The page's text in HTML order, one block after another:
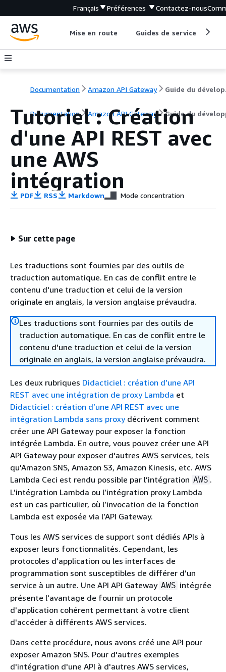
Français Préférences Contactez-nous
Mise en route Guides de service
Documentation Amazon API Gateway
Documentation Amazon API Gateway Guide du
Tutoriel : Création
d'une API REST avec
une AWS
intégration
PDF RSS Markdown Mode concentration
Sur cette page
Les traductions sont fournies par des outils de
traduction automatique. En cas de conflit entre le
contenu d'une traduction et celui de la version
originale en anglais, la version anglaise prévaudra.
Les traductions sont fournies par des outils de
traduction automatique. En cas de conflit entre le
contenu d'une traduction et celui de la version
originale en anglais, la version anglaise prévaudra.
Les deux rubriques Didacticiel : création d’une API
REST avec une intégration de proxy Lambda et
Didacticiel : création d’une API REST avec une
intégration Lambda sans proxydécrivent comment
créer une API Gateway pour exposer la fonction
intégrée Lambda. En outre, vous pouvez créer une API
API Gateway pour exposer d'autres AWS services, tels
qu'Amazon SNS, Amazon S3, Amazon Kinesis, etc. AWS
Lambda Ceci est rendu possible par l’intégration AWS .
L’intégration Lambda ou l’intégration proxy Lambda
est un cas particulier, où l’invocation de la fonction
Lambda est exposée via l’API Gateway.
Tous les AWS services de support sont dédiés APIs à
exposer leurs fonctionnalités. Cependant, les
protocoles d’application ou les interfaces de
programmation sont susceptibles de différer d’un
service à un autre. Une API API Gateway AWS intégrée
présente l'avantage de fournir un protocole
d'application cohérent permettant à votre client
d'accéder à différents AWS services.
Dans cette procédure, nous avons créé une API pour
exposer Amazon SNS. Pour d'autres exemples
d'intégration d'une API à d'autres AWS services,